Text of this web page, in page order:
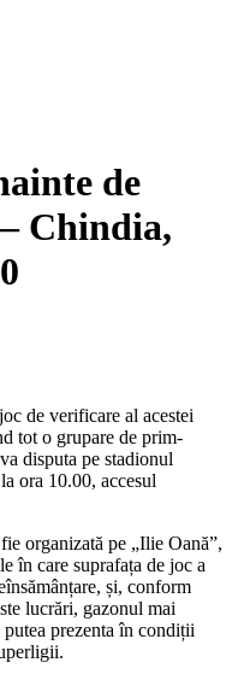
de
Chindia,
de verificare al acestei
tot o grupare de prim-
disputa pe stadionul
ora 10.00, accesul
organizată pe „Ilie Oană”,
în care suprafața de joc a
și, conform
lucrări, gazonul mai
prezenta în condiții